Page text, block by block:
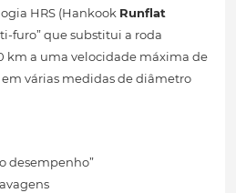
HRS (Hankook Runflat
furo” que substitui a roda
km a uma velocidade máxima de
várias medidas de diâmetro
desempenho”